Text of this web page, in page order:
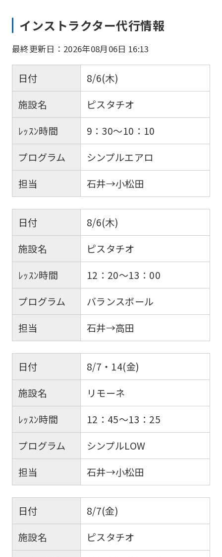
インストラクター代行情報
最終更新日：2026年08月06日 16:13
日付
8/6(木)
施設名
ピスタチオ
ﾚｯｽﾝ時間
9：30～10：10
プログラム
シンプルエアロ
担当
石井→小松田
日付
8/6(木)
施設名
ピスタチオ
ﾚｯｽﾝ時間
12：20～13：00
プログラム
バランスボール
担当
石井→高田
日付
8/7・14(金)
施設名
リモーネ
ﾚｯｽﾝ時間
12：45～13：25
プログラム
シンプルLOW
担当
石井→小松田
日付
8/7(金)
施設名
ピスタチオ